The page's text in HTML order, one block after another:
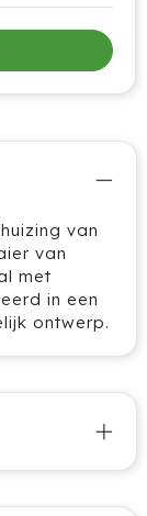
van
van
met
in een
ontwerp.